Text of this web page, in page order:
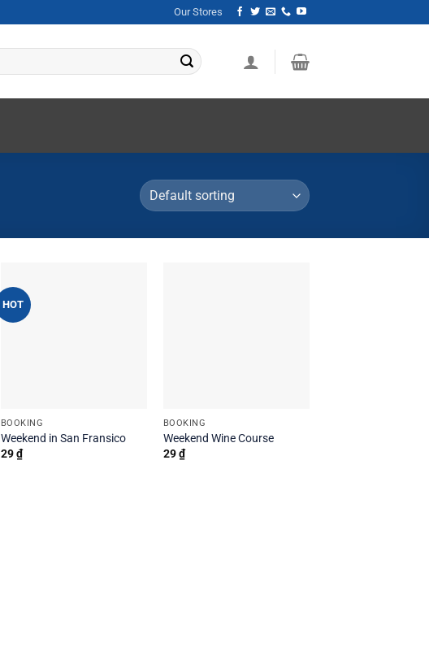
Our Stores
HOT
BOOKING
Weekend in San Fransico
29₫
BOOKING
Weekend Wine Course
29₫